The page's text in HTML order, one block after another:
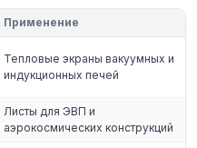
Применение
Тепловые экраны вакуумных и
индукционных печей
Листы для ЭВП и
аэрокосмических конструкций